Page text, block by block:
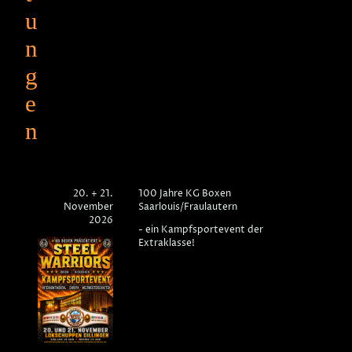
u
n
g
e
n
20. + 21.
November
2026
100 Jahre KG Boxen
Saarlouis/Fraulautern
- ein Kampfsportevent der
Extraklasse!